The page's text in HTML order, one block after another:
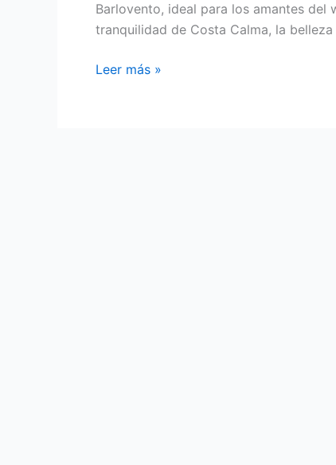
Barlovento, ideal para los amantes del
tranquilidad de Costa Calma, la
Las
Leer más »